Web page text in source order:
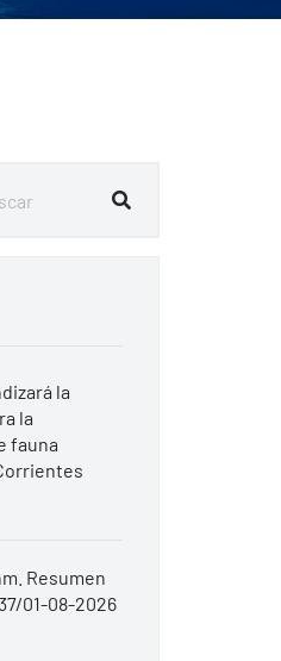
la
la
fauna
Resumen
01-08-2026